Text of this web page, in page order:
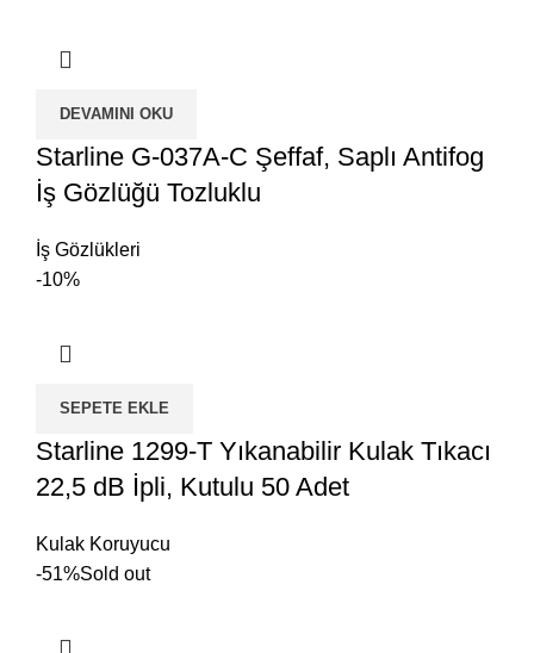
DEVAMINI OKU
Starline G-037A-C Şeffaf, Saplı Antifog
İş Gözlüğü Tozluklu
İş Gözlükleri
-10%
SEPETE EKLE
Starline 1299-T Yıkanabilir Kulak Tıkacı
22,5 dB İpli, Kutulu 50 Adet
Kulak Koruyucu
-51%Sold out